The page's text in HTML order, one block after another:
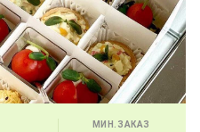
МИН.ЗАКАЗ